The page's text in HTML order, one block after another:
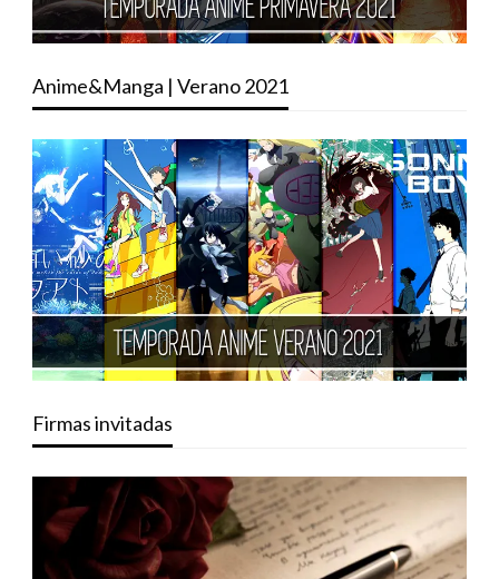
Anime&Manga | Verano 2021
Firmas invitadas